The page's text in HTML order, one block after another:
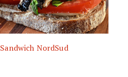
Sandwich NordSud